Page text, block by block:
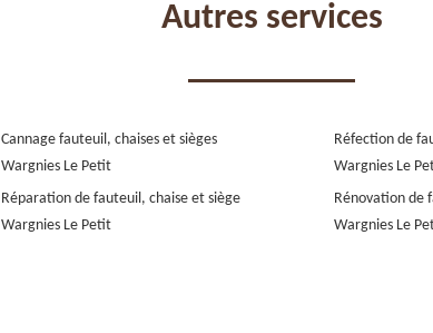
Autres services
Cannage fauteuil, chaises et sièges
Wargnies Le Petit
Réparation de fauteuil, chaise et siège
Wargnies Le Petit
Réfection de
Wargnies Le
Rénovation de
Wargnies Le